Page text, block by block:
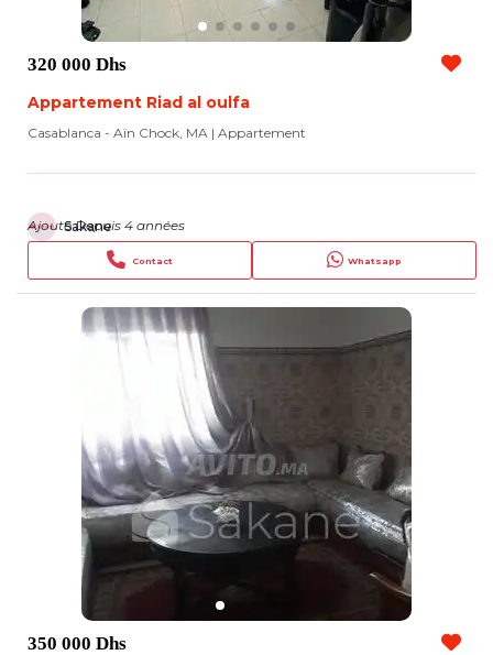
320 000 Dhs
Appartement Riad al oulfa
Casablanca - Aïn Chock, MA | Appartement
Sakane
Contact Whatsapp
Ajouté Depuis 4 années
350 000 Dhs